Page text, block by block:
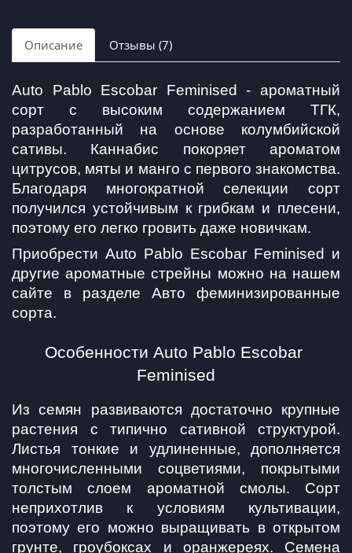
Описание Отзывы (7)
Auto Pablo Escobar Feminised - ароматный
сорт с высоким содержанием ТГК,
разработанный на основе колумбийской
сативы. Каннабис покоряет ароматом
цитрусов, мяты и манго с первого знакомства.
Благодаря многократной селекции сорт
получился устойчивым к грибкам и плесени,
поэтому его легко гровить даже новичкам.
Приобрести Auto Pablo Escobar Feminised и
другие ароматные стрейны можно на нашем
сайте в разделе Авто феминизированные
сорта.
Особенности Auto Pablo Escobar
Feminised
Из семян развиваются достаточно крупные
растения с типично сативной структурой.
Листья тонкие и удлиненные, дополняется
многочисленными соцветиями, покрытыми
толстым слоем ароматной смолы. Сорт
неприхотлив к условиям культивации,
поэтому его можно выращивать в открытом
грунте, гроубоксах и оранжереях. Семена